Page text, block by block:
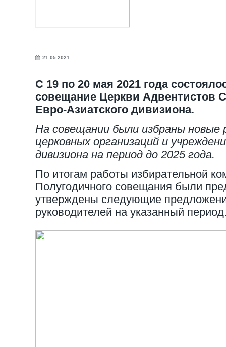
21.05.2021
С 19 по 20 мая 2021 года
совещание Церкви Адвентистов
Евро-Азиатского дивизиона.
На совещании были избраны новые
церковных организаций и
дивизиона на период до 2025 года.
По итогам работы избирательной
Полугодичного совещания были
утверждены следующие
руководителей на указанный